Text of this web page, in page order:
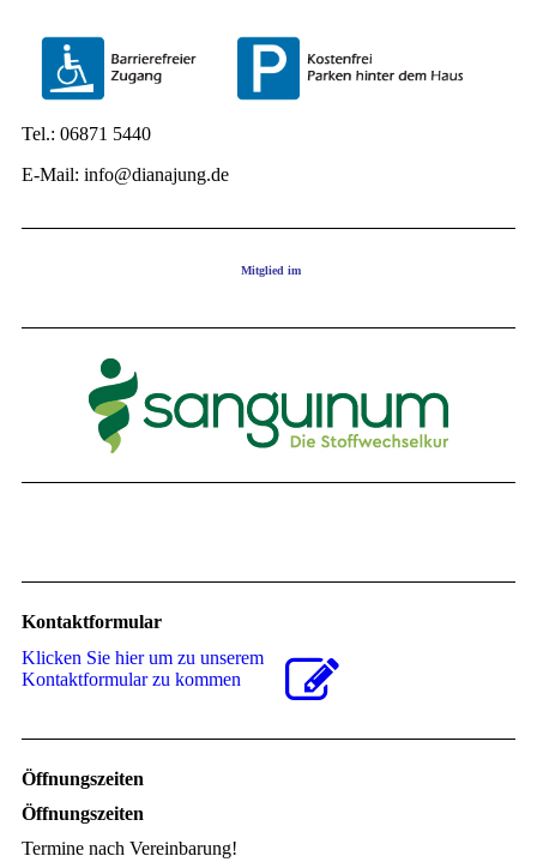
Tel.: 06871 5440
E-Mail: info@dianajung.de
Mitglied im
Kontaktformular
Klicken Sie hier um zu unserem
Kon­takt­for­mu­lar zu kommen
Öffnungszeiten
Öffnungszeiten
Termine nach Vereinbarung!